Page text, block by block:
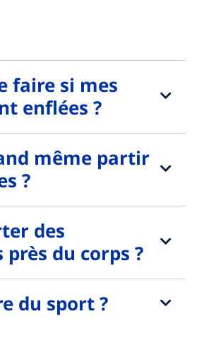
faire si mes
enflées ?
même partir
?
des
du corps ?
du sport ?